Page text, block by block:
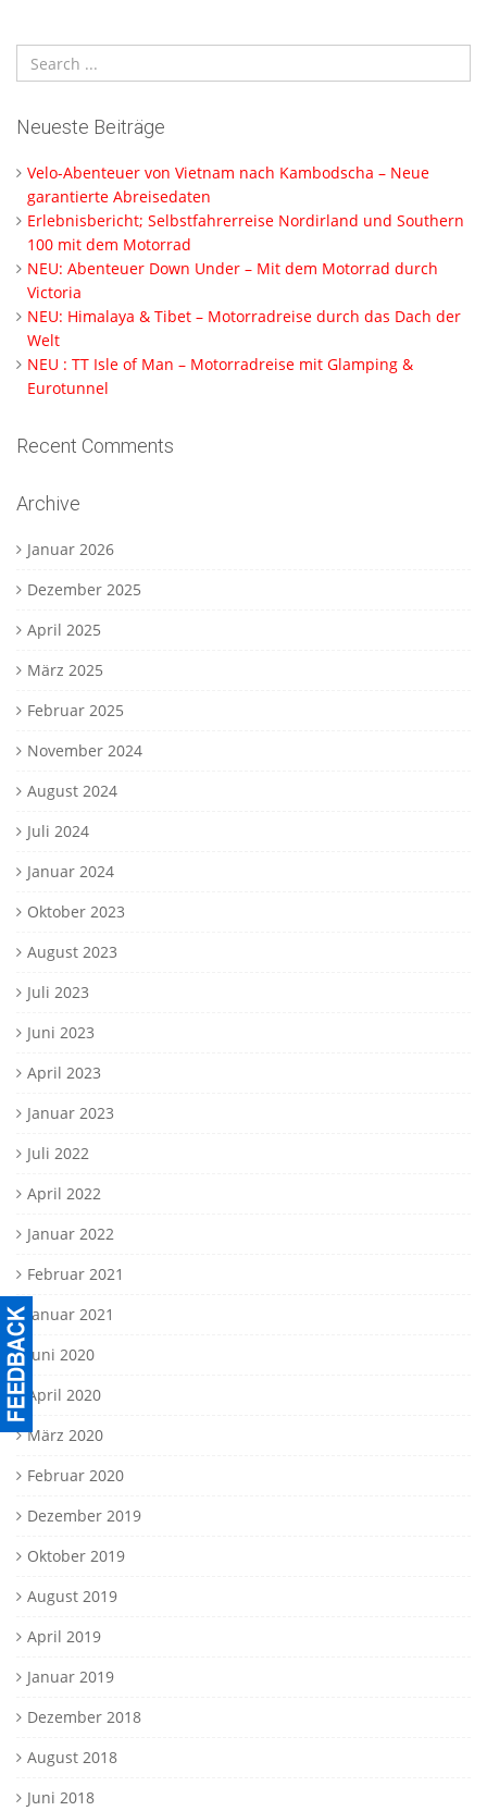
Neueste Beiträge
Velo-Abenteuer von Vietnam nach Kambodscha – Neue
garantierte Abreisedaten
Erlebnisbericht; Selbstfahrerreise Nordirland und Southern
100 mit dem Motorrad
NEU: Abenteuer Down Under – Mit dem Motorrad durch
Victoria
NEU: Himalaya & Tibet – Motorradreise durch das Dach der
Welt
NEU : TT Isle of Man – Motorradreise mit Glamping &
Eurotunnel
Recent Comments
Archive
Januar 2026
Dezember 2025
April 2025
März 2025
Februar 2025
November 2024
August 2024
Juli 2024
Januar 2024
Oktober 2023
August 2023
Juli 2023
Juni 2023
April 2023
Januar 2023
Juli 2022
April 2022
Januar 2022
Februar 2021
Januar 2021
Juni 2020
April 2020
März 2020
Februar 2020
Dezember 2019
Oktober 2019
August 2019
April 2019
Januar 2019
Dezember 2018
August 2018
Juni 2018